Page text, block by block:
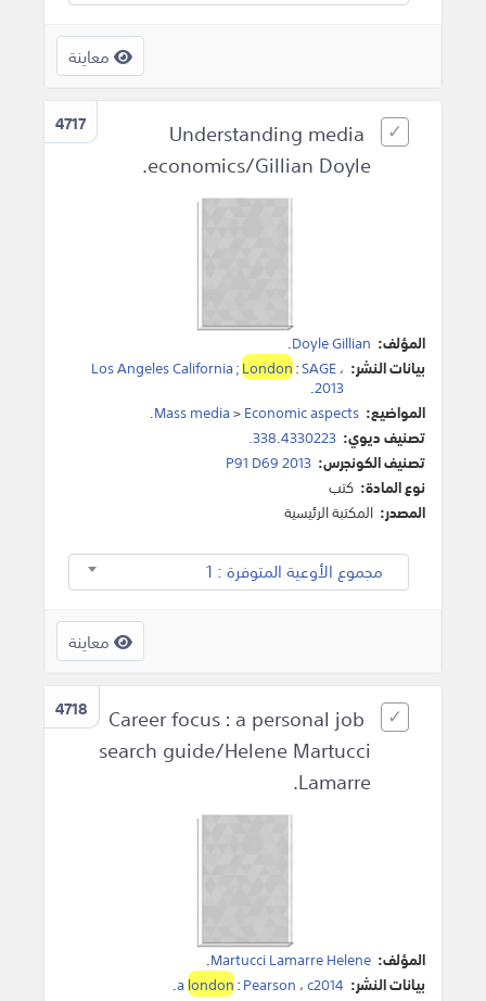
معاينة
4717
Understanding media
economics/Gillian Doyle.
المؤلف: Doyle Gillian
.
بيانات النشر:
Los Angeles California ;London:SAGE،
2013
.
المواضيع:
Mass media>Economic aspects
.
تصنيف ديوي: 338.4330223.
تصنيف الكونجرس: P91 D69 2013
نوع المادة: كتب
المصدر: المكتبة الرئيسية
مجموع الأوعية المتوفرة : 1
معاينة
4718
Career focus : a personal job
search guide/Helene Martucci
Lamarre.
المؤلف: Martucci Lamarre Helene
.
بيانات النشر:
alondon:Pearson ،c2014
.